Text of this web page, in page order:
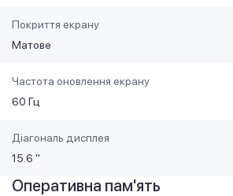
Покриття екрану
Матове
Частота оновлення екрану
60 Гц
Діагональ дисплея
15.6 "
Оперативна пам'ять